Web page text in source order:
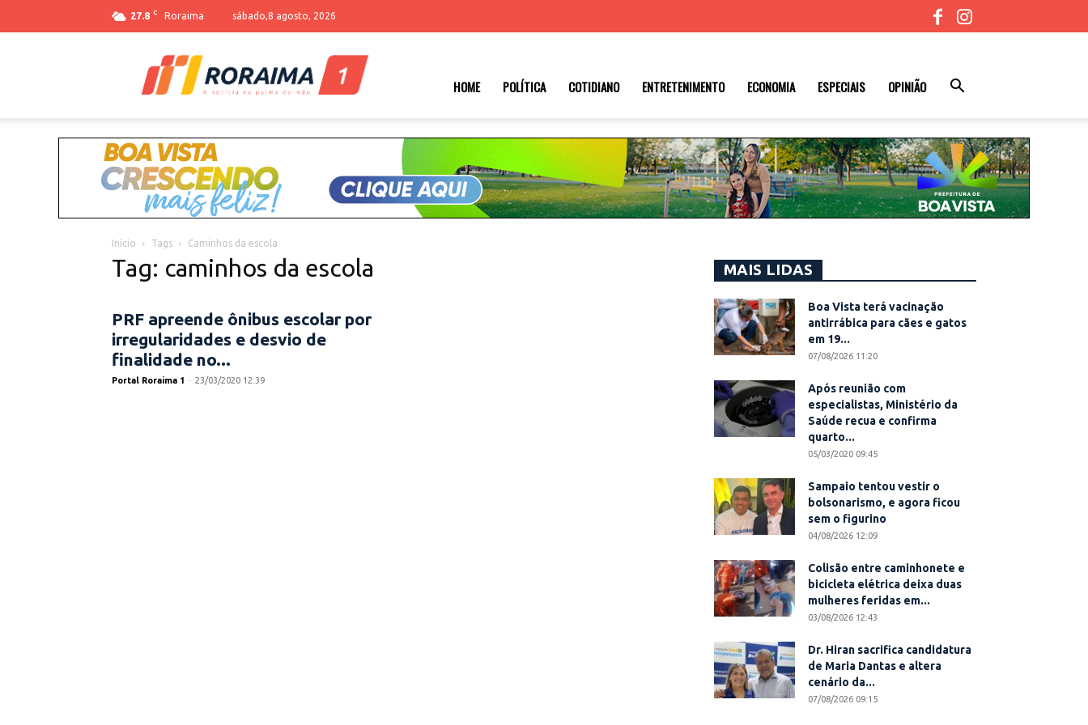
27.8 C Roraima sábado,8 agosto, 2026
HOME POLÍTICA COTIDIANO ENTRETENIMENTO ECONOMIA ESPECIAIS OPINIÃO
Início Tags Caminhos da escola
Tag: caminhos da escola
PRF apreende ônibus escolar por
irregularidades e desvio de
finalidade no...
Portal Roraima 1 - 23/03/2020 12:39
MAIS LIDAS
Boa Vista terá vacinação
antirrábica para cães e gatos
em 19...
07/08/2026 11:20
Após reunião com
especialistas, Ministério da
Saúde recua e confirma
quarto...
05/03/2020 09:45
Sampaio tentou vestir o
bolsonarismo, e agora ficou
sem o figurino
04/08/2026 12:09
Colisão entre caminhonete e
bicicleta elétrica deixa duas
mulheres feridas em...
03/08/2026 12:43
Dr. Hiran sacrifica candidatura
de Maria Dantas e altera
cenário da...
07/08/2026 09:15